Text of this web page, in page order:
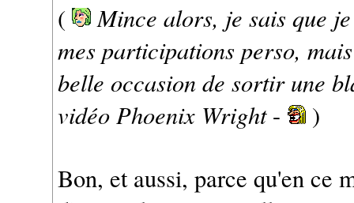
(
Mince alors, je sais que
mes participations perso,
belle occasion de sortir une
vidéo Phoenix Wright-
)
Bon, et aussi, parce qu'en ce